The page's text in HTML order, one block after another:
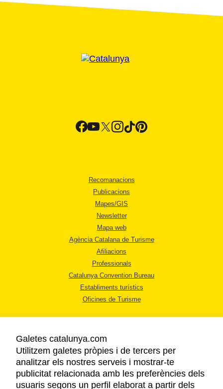
Recomanacions
Publicacions
Mapes/GIS
Newsletter
Mapa web
Agència Catalana de Turisme
Afiliacions
Professionals
Catalunya Convention Bureau
Establiments turístics
Oficines de Turisme
AVÍS LEGAL
POLÍTICA DE PRIVACITAT
Galetes catalunya.com
Utilitzem galetes pròpies i de tercers per
analitzar els nostres serveis i mostrar-te
publicitat relacionada amb les preferències dels
usuaris segons un perfil elaborat a partir dels